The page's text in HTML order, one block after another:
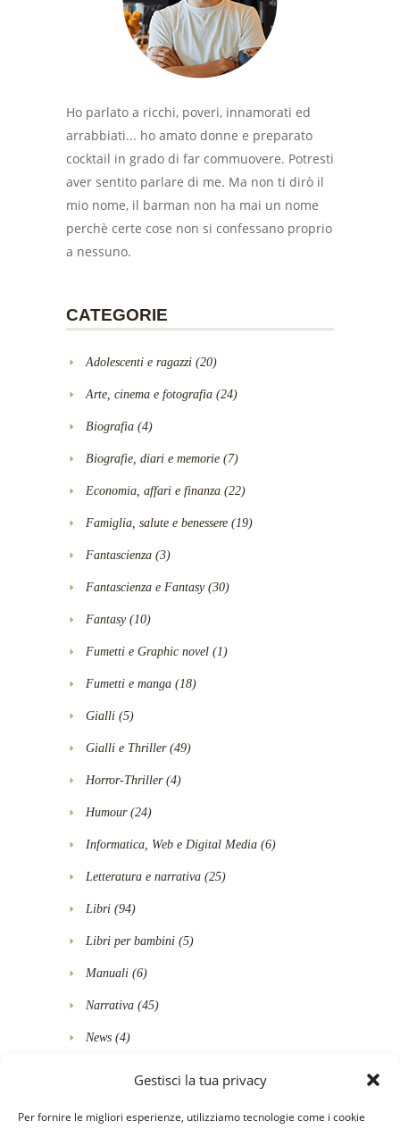
Gestisci la tua privacy
Per fornire le migliori esperienze, utilizziamo tecnologie come i cookie
Ho parlato a ricchi, poveri, innamorati ed
arrabbiati... ho amato donne e preparato
cocktail in grado di far commuovere. Potresti
aver sentito parlare di me. Ma non ti dirò il
mio nome, il barman non ha mai un nome
perchè certe cose non si confessano proprio
a nessuno.
CATEGORIE
Adolescenti e ragazzi (20)
Arte, cinema e fotografia (24)
Biografia (4)
Biografie, diari e memorie (7)
Economia, affari e finanza (22)
Famiglia, salute e benessere (19)
Fantascienza (3)
Fantascienza e Fantasy(30)
Fantasy(10)
Fumetti e Graphic novel (1)
Fumetti e manga (18)
Gialli (5)
Gialli e Thriller(49)
Horror-Thriller(4)
Humour(24)
Informatica, Web e Digital Media (6)
Letteratura e narrativa (25)
Libri (94)
Libri per bambini (5)
Manuali (6)
Narrativa (45)
News (4)